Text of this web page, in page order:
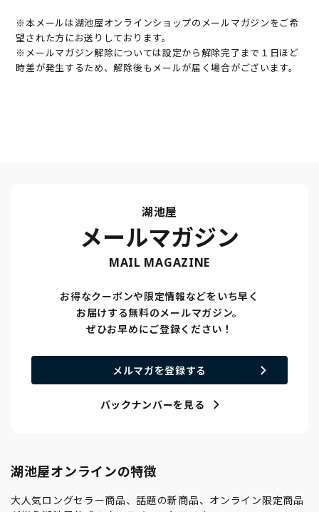
※本メールは湖池屋オンラインショップのメールマガジンをご希
望された方にお送りしております。
※メールマガジン解除については設定から解除完了まで１日ほど
時差が発生するため、解除後もメールが届く場合がございます。
湖池屋
メールマガジン
MAIL MAGAZINE
お得なクーポンや限定情報などをいち早く
お届けする無料のメールマガジン。
ぜひお早めにご登録ください！
メルマガを登録する
バックナンバーを見る
湖池屋オンラインの特徴
大人気ロングセラー商品、話題の新商品、オンライン限定商品